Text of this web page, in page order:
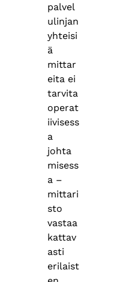
palvel
ulinjan
yhteisi
ä
mittar
eita ei
tarvita
operat
iivisess
a
johta
misess
a –
mittari
sto
vastaa
kattav
asti
erilaist